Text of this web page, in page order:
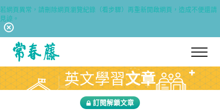
若網頁異常，請刪除網頁瀏覽紀錄（看步驟）再重新開啟網頁，造成不便還請
見諒。
回常春藤首頁 英文學習文章
訂閱解鎖文章